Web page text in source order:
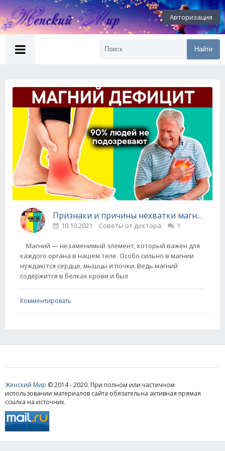
Авторизация
Найти
Признаки и причины нехватки магния в организме
10.10.2021 Советы от доктора 1
Магний — незаменимый элемент, который важен для
каждого органа в нашем теле. Особо сильно в магнии
нуждаются сердце, мышцы и почки. Ведь магний
содержится в белках крови и был
Комментировать
Женский Мир © 2014 - 2020. При полном или частичном
использовании материалов сайта обязательна активная прямая
ссылка на источник.